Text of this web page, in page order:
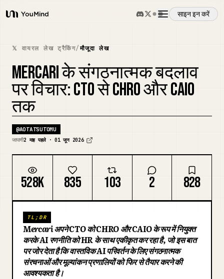
YouMind
साइन इन करें
अवलोकन
उपयोग के मामले
कौशल
प्रॉम्प्ट
मूल्य निर्धारण
ब्लॉग
अपडेट
𝕏 वायरल लेख ट्रैकिंग/मौजूदा लेख
MERCARI के संगठनात्मक बदलाव
पर विचार: CTO से CHRO और CAIO
तक
@AOTATSUTOMU
जापानी2 माह पहले · 01 जून 2026
528K 835 103 2 828
TL;DR
Mercari अपने CTO को CHRO और CAIO के रूप में नियुक्त
करके AI रणनीति को HR के साथ एकीकृत कर रहा है, जो इस बात
पर जोर देता है कि वास्तविक AI परिवर्तन के लिए संगठनात्मक
संरचनाओं और मूल्यांकन प्रणालियों को फिर से तैयार करने की
आवश्यकता है।